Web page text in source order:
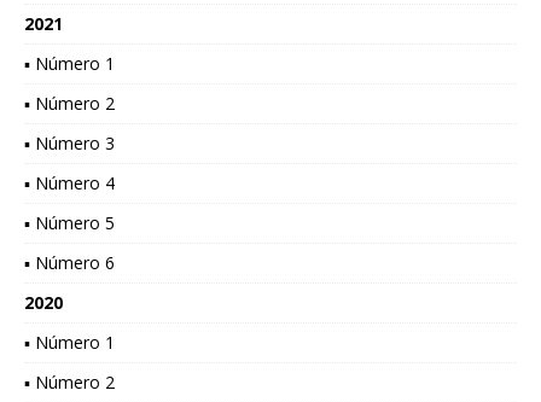
2021
▪ Número 1
▪ Número 2
▪ Número 3
▪ Número 4
▪ Número 5
▪ Número 6
2020
▪ Número 1
▪ Número 2